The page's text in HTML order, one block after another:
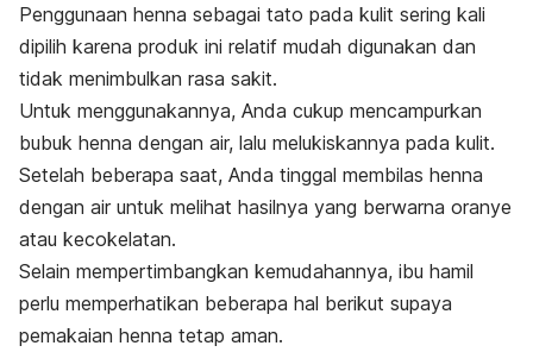
Penggunaan henna sebagai tato pada kulit sering kali
dipilih karena produk ini relatif mudah digunakan dan
tidak menimbulkan rasa sakit.
Untuk menggunakannya, Anda cukup mencampurkan
bubuk henna dengan air, lalu melukiskannya pada kulit.
Setelah beberapa saat, Anda tinggal membilas henna
dengan air untuk melihat hasilnya yang berwarna oranye
atau kecokelatan.
Selain mempertimbangkan kemudahannya, ibu hamil
perlu memperhatikan beberapa hal berikut supaya
pemakaian henna tetap aman.